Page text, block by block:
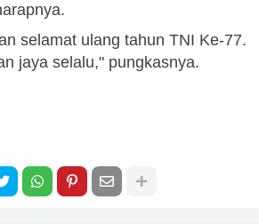
selamat ulang tahun TNI Ke-77.
jaya selalu," pungkasnya.